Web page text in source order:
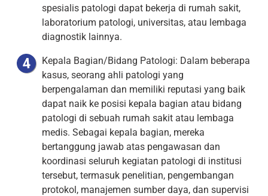
spesialis patologi dapat bekerja di rumah sakit,
laboratorium patologi, universitas, atau lembaga
diagnostik lainnya.
Kepala Bagian/Bidang Patologi: Dalam beberapa
kasus, seorang ahli patologi yang
berpengalaman dan memiliki reputasi yang baik
dapat naik ke posisi kepala bagian atau bidang
patologi di sebuah rumah sakit atau lembaga
medis. Sebagai kepala bagian, mereka
bertanggung jawab atas pengawasan dan
koordinasi seluruh kegiatan patologi di institusi
tersebut, termasuk penelitian, pengembangan
protokol, manajemen sumber daya, dan supervisi